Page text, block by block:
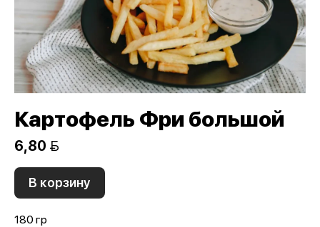
Картофель Фри большой
6,80 
В корзину
180 гр